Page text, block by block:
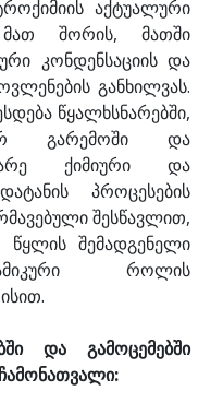
აქტუალური
მათ შორის, მათში
კონდენსაციის და
განხილვას.
წყალხსნარებში,
გარემოში და
ქიმიური და
პროცესების
შესწავლით,
შემადგენელი
როლის
და გამოცემებში